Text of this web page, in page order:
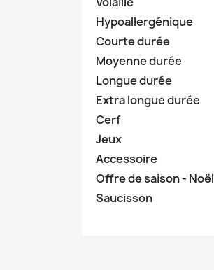
Hypoallergénique
Courte durée
Moyenne durée
Longue durée
Extra longue durée
Cerf
Jeux
Accessoire
Offre de saison - Noël
Saucisson